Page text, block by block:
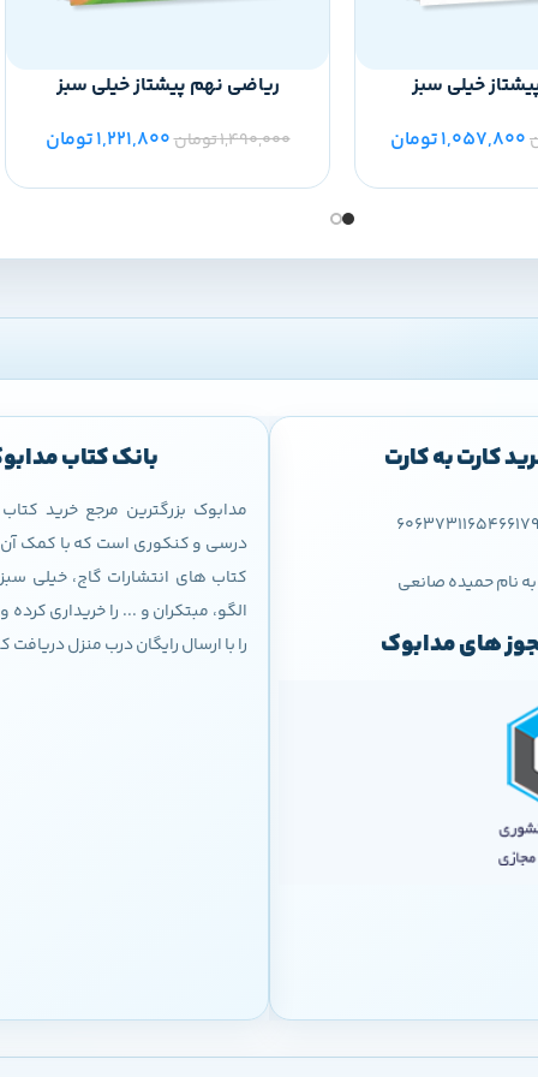
خیلی سبز
1,057,800تومان
ریاضی نهم پیشتاز خیلی سبز
1,490,000تومان1,221,800تومان
کارت به کارت
6063731165466179
به نام حمیده صانعی
های مدابوک
بانک کتاب
مدابوک بزرگترین مرجع خرید
درسی و کنکوری است که با کمک آن
کتاب های انتشارات گاج، خیلی
الگو، مبتکران و ... را خریداری
را با ارسال رایگان درب منزل دریافت